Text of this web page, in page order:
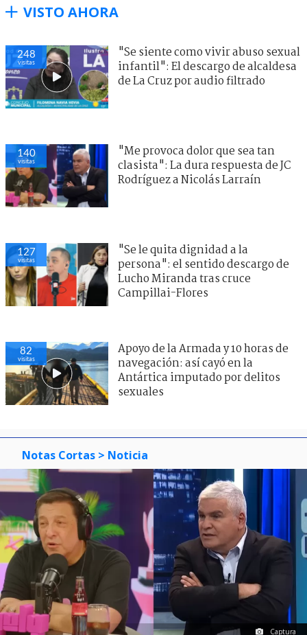
VISTO AHORA
248
visitas
"Se siente como vivir abuso sexual
infantil": El descargo de alcaldesa
de La Cruz por audio filtrado
140
visitas
"Me provoca dolor que sea tan
clasista": La dura respuesta de JC
Rodríguez a Nicolás Larraín
127
visitas
"Se le quita dignidad a la
persona": el sentido descargo de
Lucho Miranda tras cruce
Campillai-Flores
82
visitas
Apoyo de la Armada y 10 horas de
navegación: así cayó en la
Antártica imputado por delitos
sexuales
Notas Cortas > Noticia
Captura